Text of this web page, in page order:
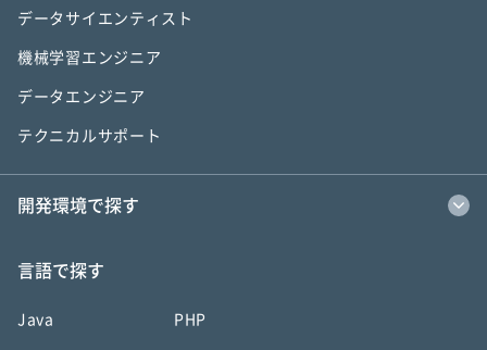
データサイエンティスト
機械学習エンジニア
データエンジニア
テクニカルサポート
開発環境で探す
言語で探す
Java PHP